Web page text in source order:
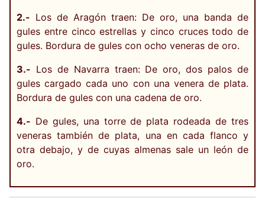
2.- Los de Aragón traen: De oro, una banda de
gules entre cinco estrellas y cinco cruces todo de
gules. Bordura de gules con ocho veneras de oro.
3.- Los de Navarra traen: De oro, dos palos de
gules cargado cada uno con una venera de plata.
Bordura de gules con una cadena de oro.
4.- De gules, una torre de plata rodeada de tres
veneras también de plata, una en cada flanco y
otra debajo, y de cuyas almenas sale un león de
oro.